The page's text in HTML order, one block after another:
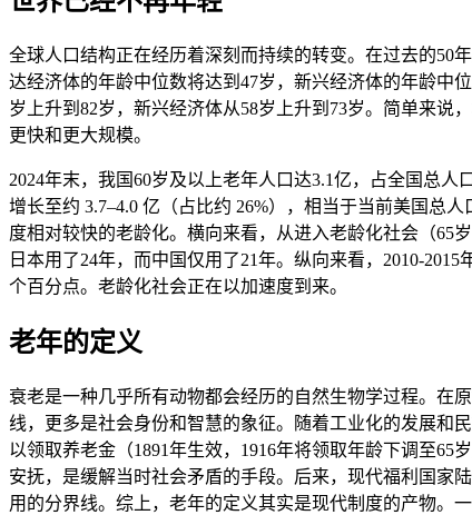
全球人口结构正在经历着深刻而持续的转变。在过去的50
达经济体的年龄中位数将达到47岁，新兴经济体的年龄中
岁上升到82岁，新兴经济体从58岁上升到73岁。简单来说
更快和更大规模。
2024年末，我国60岁及以上老年人口达3.1亿，占全国总人
增长至约 3.7–4.0 亿（占比约 26%），相当于当前美国总
度相对较快的老龄化。横向来看，从进入老龄化社会（65
日本用了24年，而中国仅用了21年。纵向来看，2010-
个百分点。老龄化社会正在以加速度到来。
老年的定义
衰老是一种几乎所有动物都会经历的自然生物学过程。在
线，更多是社会身份和智慧的象征。随着工业化的发展和
以领取养老金（1891年生效，1916年将领取年龄下调至65
安抚，是缓解当时社会矛盾的手段。后来，现代福利国家
用的分界线。综上，老年的定义其实是现代制度的产物。